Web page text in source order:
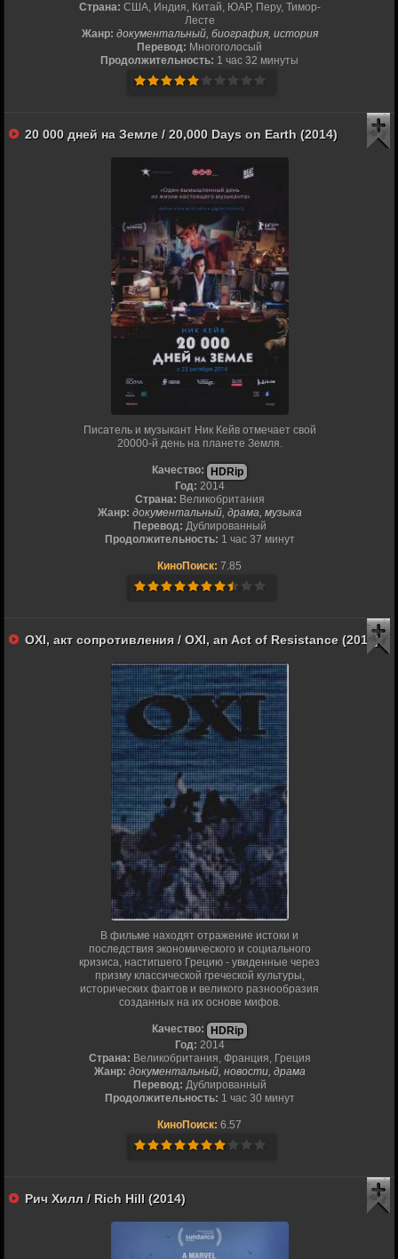
Страна: США, Индия, Китай, ЮАР, Перу, Тимор-
Лесте
Жанр: документальный, биография, история
Перевод: Многоголосый
Продолжительность: 1 час 32 минуты
20 000 дней на Земле / 20,000 Days on Earth (2014)
Писатель и музыкант Ник Кейв отмечает свой
20000-й день на планете Земля.
Качество:
HDRip
Год: 2014
Страна: Великобритания
Жанр: документальный, драма, музыка
Перевод: Дублированный
Продолжительность: 1 час 37 минут
КиноПоиск: 7.85
OXI, акт сопротивления / OXI, an Act of Resistance (2014)
В фильме находят отражение истоки и
последствия экономического и социального
кризиса, настигшего Грецию - увиденные через
призму классической греческой культуры,
исторических фактов и великого разнообразия
созданных на их основе мифов.
Качество:
HDRip
Год: 2014
Страна: Великобритания, Франция, Греция
Жанр: документальный, новости, драма
Перевод: Дублированный
Продолжительность: 1 час 30 минут
КиноПоиск: 6.57
Рич Хилл / Rich Hill (2014)